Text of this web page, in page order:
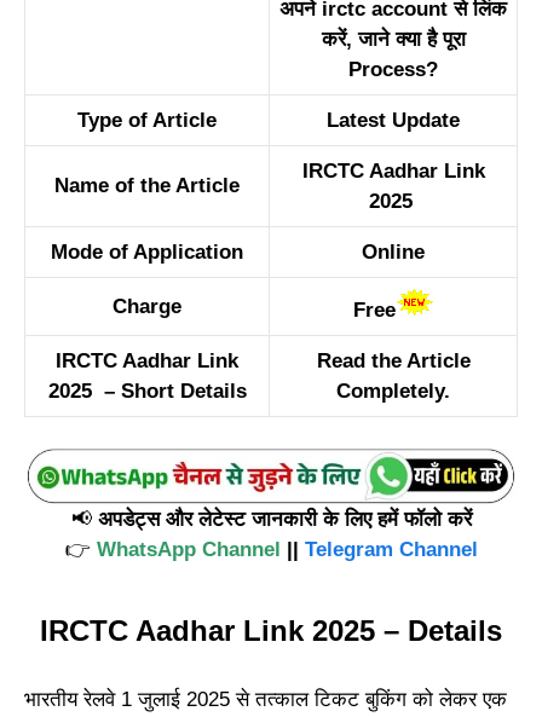
अपने irctc account से लिंक
करें, जाने क्या है पूरा
Process?
Type of Article Latest Update
Name of the Article
IRCTC Aadhar Link
2025
Mode of Application Online
Charge Free
IRCTC Aadhar Link
2025 – Short Details
Read the Article
Completely.
📢 अपडेट्स और लेटेस्ट जानकारी के लिए हमें फॉलो करें
👉 WhatsApp Channel || Telegram Channel
IRCTC Aadhar Link 2025 – Details
भारतीय रेलवे 1 जुलाई 2025 से तत्काल टिकट बुकिंग को लेकर एक